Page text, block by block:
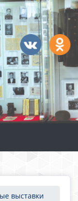
выставки